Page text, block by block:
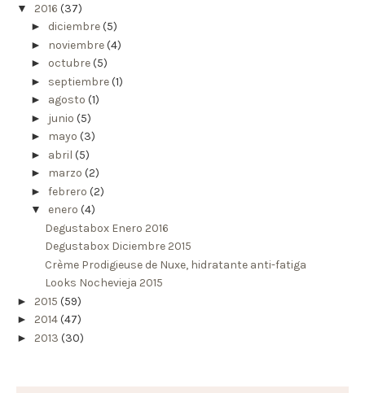
▼ 2016 (37)
► diciembre(5)
► noviembre(4)
► octubre(5)
► septiembre(1)
► agosto (1)
► junio (5)
► mayo (3)
► abril (5)
► marzo (2)
► febrero (2)
▼ enero (4)
Degustabox Enero 2016
Degustabox Diciembre 2015
Crème Prodigieuse de Nuxe, hidratante anti-fatiga
Looks Nochevieja 2015
► 2015 (59)
► 2014(47)
► 2013 (30)